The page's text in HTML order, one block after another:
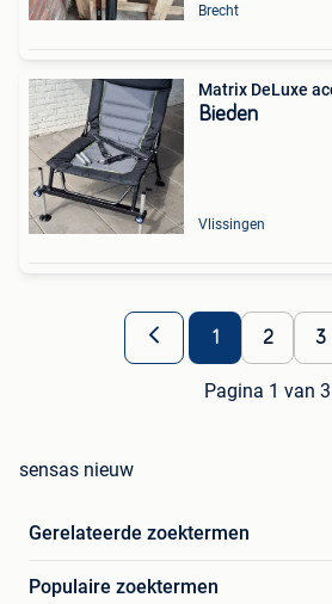
Brecht
Matrix DeLuxe
Bieden
Vlissingen
1 2 3
Pagina 1 van 3
sensas nieuw
Gerelateerde zoektermen
Populaire zoektermen